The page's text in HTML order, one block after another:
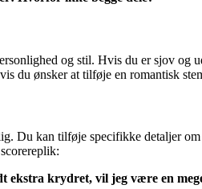
og stil. Hvis du er sjov
du ønsker at tilføje en romantisk
Du kan tilføje specifikke detaljer
ekstra krydret, vil jeg være en